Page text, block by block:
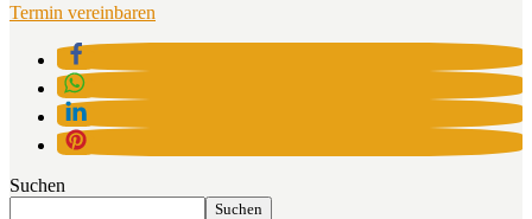
Termin vereinbaren
Suchen
Suchen